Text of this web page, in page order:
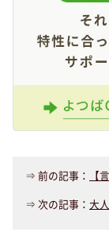
⇒ 前の記事：
【
⇒ 次の記事： 大